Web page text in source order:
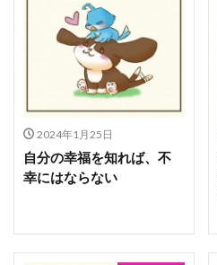
2024年1月25日
自分の幸福を知れば、不
幸にはならない